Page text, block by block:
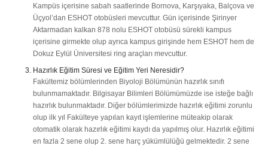
Kampüs içerisine sabah saatlerinde Bornova, Karşıyaka, Balçova ve
Üçyol’dan ESHOT otobüsleri mevcuttur. Gün içerisinde Şirinyer
Aktarmadan kalkan 878 nolu ESHOT otobüsü sürekli kampus
içerisine girmekte olup ayrıca kampus girişinde hem ESHOT hem de
Dokuz Eylül Üniversitesi ring araçları mevcuttur.
Hazırlık Eğitim Süresi ve Eğitim Yeri Neresidir?
Fakültemiz bölümlerinden Biyoloji Bölümünün hazırlık sınıfı
bulunmamaktadır. Bilgisayar Bilimleri Bölümümüzde ise isteğe bağlı
hazırlık bulunmaktadır. Diğer bölümlerimizde hazırlık eğitimi zorunlu
olup ilk yıl Fakülteye yapılan kayıt işlemlerine müteakip olarak
otomatik olarak hazırlık eğitimi kaydı da yapılmış olur. Hazırlık eğitimi
en fazla 2 sene olup 2. sene harç yükümlülüğü gelmektedir. 2 sene